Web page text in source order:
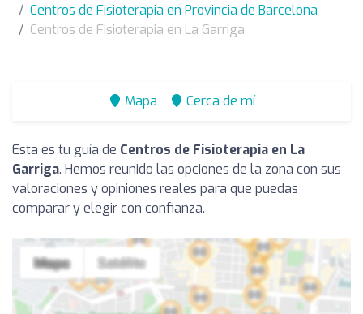
Centros de Fisioterapia en Provincia de Barcelona
Centros de Fisioterapia en La Garriga
Mapa Cerca de mí
Esta es tu guía de Centros de Fisioterapia en La
Garriga. Hemos reunido las opciones de la zona con sus
valoraciones y opiniones reales para que puedas
comparar y elegir con confianza.